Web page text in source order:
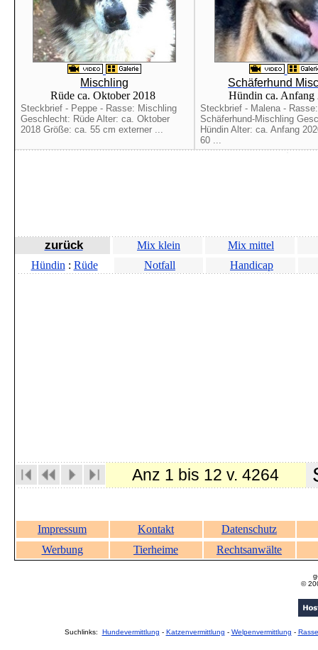
Mischling
Rüde ca. Oktober 2018
Steckbrief - Peppe - Rasse: Mischling
Geschlecht: Rüde Alter: ca. Oktober
2018 Größe: ca. 55 cm externer ...
Schäferhund
Hündin ca.
Steckbrief - Malena - Rasse:
Schäferhund-Mischling
Hündin Alter: ca. Anfang
60 ...
zurück Mix klein
Mix mittel
Hündin : Rüde Notfall Handicap
Anz 1 bis 12 v. 4264
Impressum Kontakt
Datenschutz
Werbung
Tierheime Rechtsanwälte
©
Suchlinks: Hundevermittlung - Katzenvermittlung - Welpenvermittlung -